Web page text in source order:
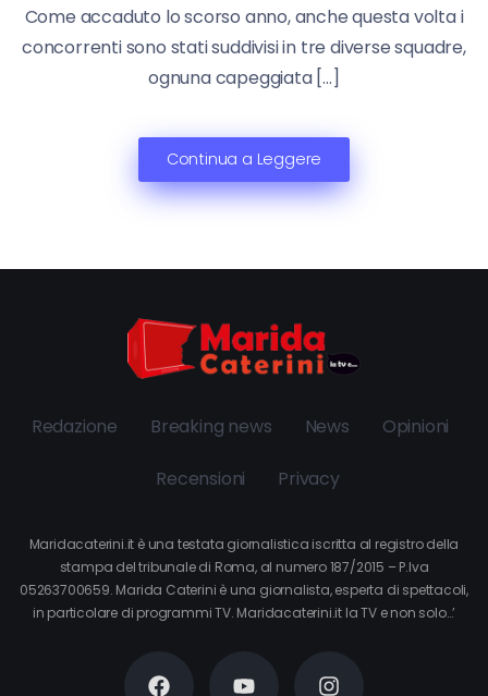
Come accaduto lo scorso anno, anche questa volta i
concorrenti sono stati suddivisi in tre diverse squadre,
ognuna capeggiata […]
Continua a Leggere
Redazione Breaking news News Opinioni
Recensioni Privacy
Maridacaterini.it è una testata giornalistica iscritta al registro della
stampa del tribunale di Roma, al numero 187/2015 – P.Iva
05263700659. Marida Caterini è una giornalista, esperta di spettacoli,
in particolare di programmi TV. Maridacaterini.it la TV e non solo…’